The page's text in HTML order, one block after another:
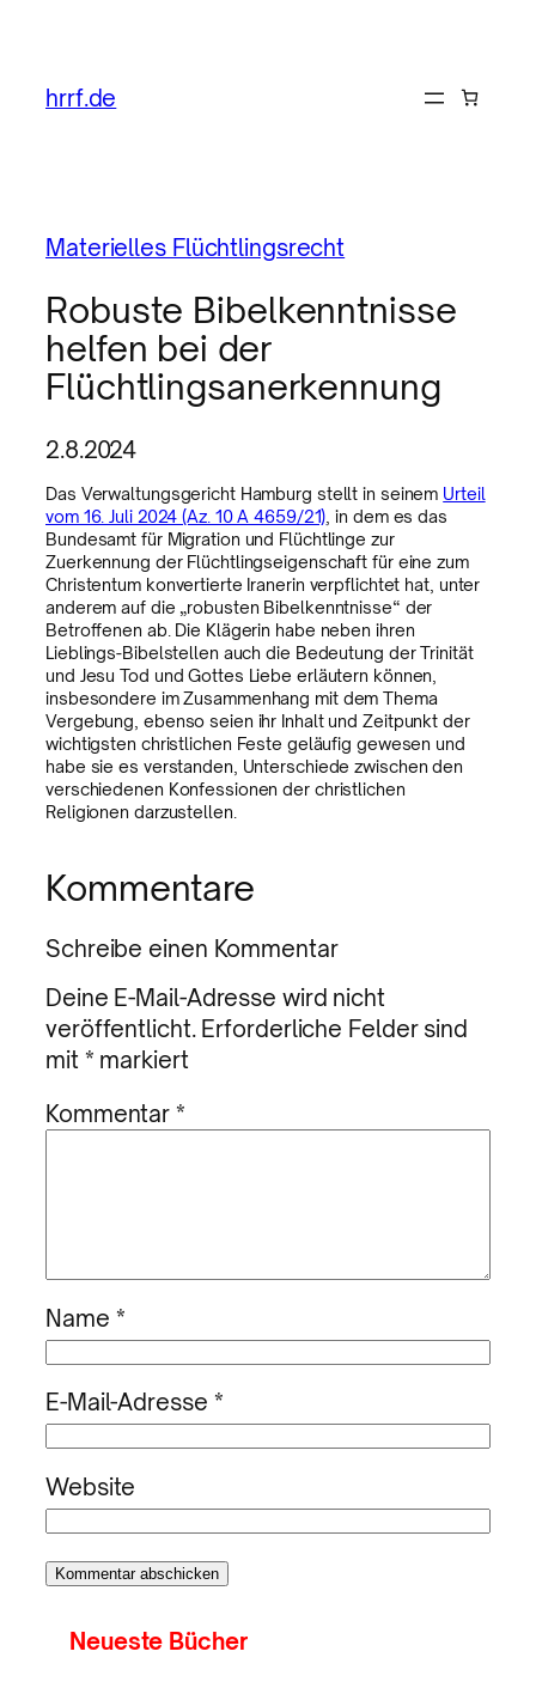
hrrf.de
Materielles Flüchtlingsrecht
Robuste Bibelkenntnisse
helfen bei der
Flüchtlingsanerkennung
2.8.2024
Das Verwaltungsgericht Hamburg stellt in seinem Urteil
vom 16. Juli 2024 (Az. 10 A 4659/21) , in dem es das
Bundesamt für Migration und Flüchtlinge zur
Zuerkennung der Flüchtlingseigenschaft für eine zum
Christentum konvertierte Iranerin verpflichtet hat, unter
anderem auf die „robusten Bibelkenntnisse“ der
Betroffenen ab. Die Klägerin habe neben ihren
Lieblings-Bibelstellen auch die Bedeutung der Trinität
und Jesu Tod und Gottes Liebe erläutern können,
insbesondere im Zusammenhang mit dem Thema
Vergebung, ebenso seien ihr Inhalt und Zeitpunkt der
wichtigsten christlichen Feste geläufig gewesen und
habe sie es verstanden, Unterschiede zwischen den
verschiedenen Konfessionen der christlichen
Religionen darzustellen.
Kommentare
Schreibe einen Kommentar
Deine E-Mail-Adresse wird nicht
veröffentlicht. Erforderliche Felder sind
mit * markiert
Kommentar*
Name *
E-Mail-Adresse *
Website
Neueste Bücher